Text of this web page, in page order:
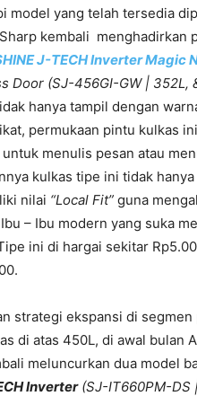
model yang telah tersedia
kembali menghadirkan
J-TECH Inverter Magic
Door (SJ-456GI-GW | 352L,
hanya tampil dengan
permukaan pintu kulkas
menulis pesan atau
kulkas tipe ini tidak
nilai “Local Fit” guna
– Ibu modern yang suka
ini di hargai sekitar
strategi ekspansi di segmen
di atas 450L, di awal bulan
meluncurkan dua model
Inverter(SJ-IT660PM-DS